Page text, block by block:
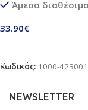
Άμεσα διαθέσιμο
33.90€
Κωδικός: 1000-
NEWSLETTER